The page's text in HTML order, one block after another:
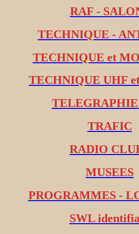
RAF -
TECHNIQUE -
TECHNIQUE et
TECHNIQUE UHF
TRAFIC
RADIO
MUSEES
PROGRAMMES -
SWL